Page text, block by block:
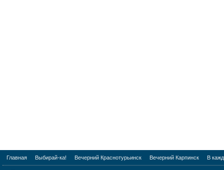
Главная Выбирай-ка! Вечерний Краснотурьинск Вечерний Карпинск В